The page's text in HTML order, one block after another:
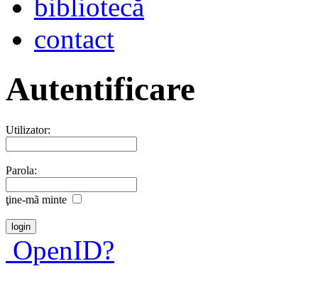
bibliotecă
contact
Autentificare
Utilizator:
Parola:
ţine-mã minte
OpenID?